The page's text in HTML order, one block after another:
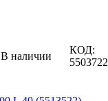
В наличии
КОД:
5503722